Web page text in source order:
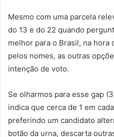
Mesmo com uma parcela
do 13 e do 22 quando
melhor para o Brasil, na hora
pelos nomes, as outras
intenção de voto.
Se olharmos para esse gap
indica que cerca de 1 em
preferindo um candidato
botão da urna, descarta